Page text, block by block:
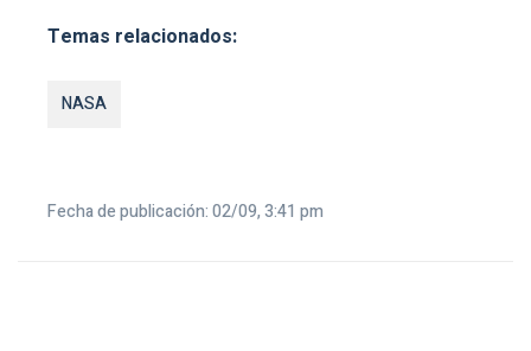
Temas relacionados:
NASA
Fecha de publicación: 02/09, 3:41 pm